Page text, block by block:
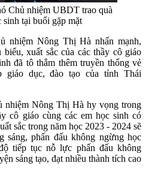
Chủ nhiệm UBDT trao quà
sinh tại buổi gặp mặt
nhiệm Nông Thị Hà nhấn mạnh,
xuất sắc của các thầy cô giáo
đã tô thắm thêm truyền thống vẻ
giáo dục, đào tạo của tỉnh Thái
nhiệm Nông Thị Hà hy vọng trong
cô giáo cùng các em học sinh có
sắc trong năm học 2023 - 2024 sẽ
sáng, phấn đấu không ngừng học
tiếp tục nỗ lực phấn đấu không
sáng tạo, đạt nhiều thành tích cao